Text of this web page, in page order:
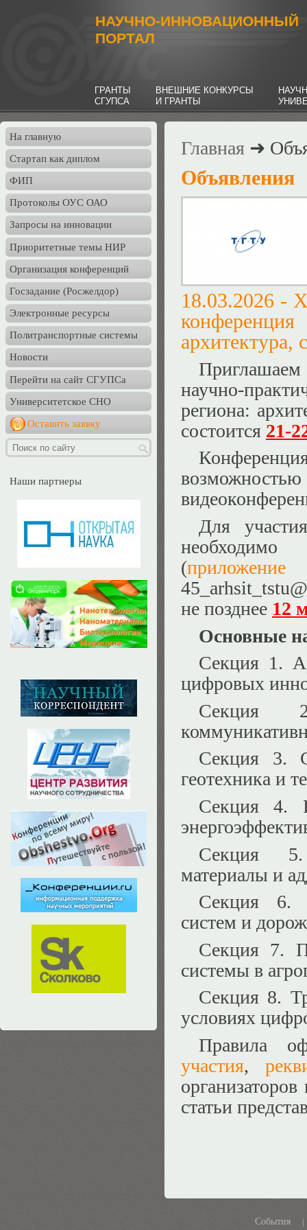
НАУЧНО-ИННОВАЦИОННЫЙ
ПОРТАЛ
ГРАНТЫ
СГУПСА
ВНЕШНИЕ КОНКУРСЫ
И ГРАНТЫ
На главную
Стартап как диплом
ФИП
Протоколы ОУС ОАО
Запросы на инновации
Приоритетные темы НИР
Организация конференций
Госзадание (Росжелдор)
Электронные ресурсы
Политранспортные системы
Новости
Перейти на сайт СГУПСа
Университетское СНО
Оставить заявку
Наши партнеры
Главная ➜
Объявления
18.03.2026 -
архитектура,
научно-
региона:
состоится 21-
Для
(
не позднее 12
Основные
Секция 1.
цифровых
Секция
Секция 3.
геотехника и
Секция 4.
Секция 5.
материалы и
Секция 6.
систем и
Секция 7.
системы в
Секция 8.
условиях
Правила
участия,
статьи
События |